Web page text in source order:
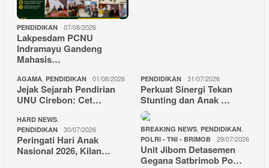
PENDIDIKAN 07/08/2026
Lakpesdam PCNU
Indramayu Gandeng
Mahasis…
AGAMA, PENDIDIKAN 01/08/2026
Jejak Sejarah Pendirian
UNU Cirebon: Cet…
PENDIDIKAN 31/07/2026
Perkuat Sinergi Tekan
Stunting dan Anak …
HARD NEWS,
PENDIDIKAN 30/07/2026
Peringati Hari Anak
Nasional 2026, Kilan…
BREAKING NEWS, PENDIDIKAN,
POLRI - TNI - BRIMOB 29/07/2026
Unit Jibom Detasemen
Gegana Satbrimob Po…